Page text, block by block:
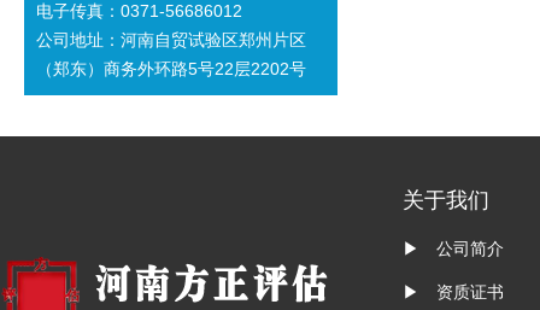
电子传真：0371-56686012
公司地址：河南自贸试验区郑州片区
（郑东）商务外环路5号22层2202号
关于我们
▶ 公司简介
▶ 资质证书